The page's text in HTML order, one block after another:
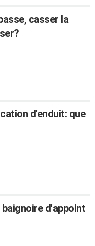
casser la
d'enduit: que
d'appoint